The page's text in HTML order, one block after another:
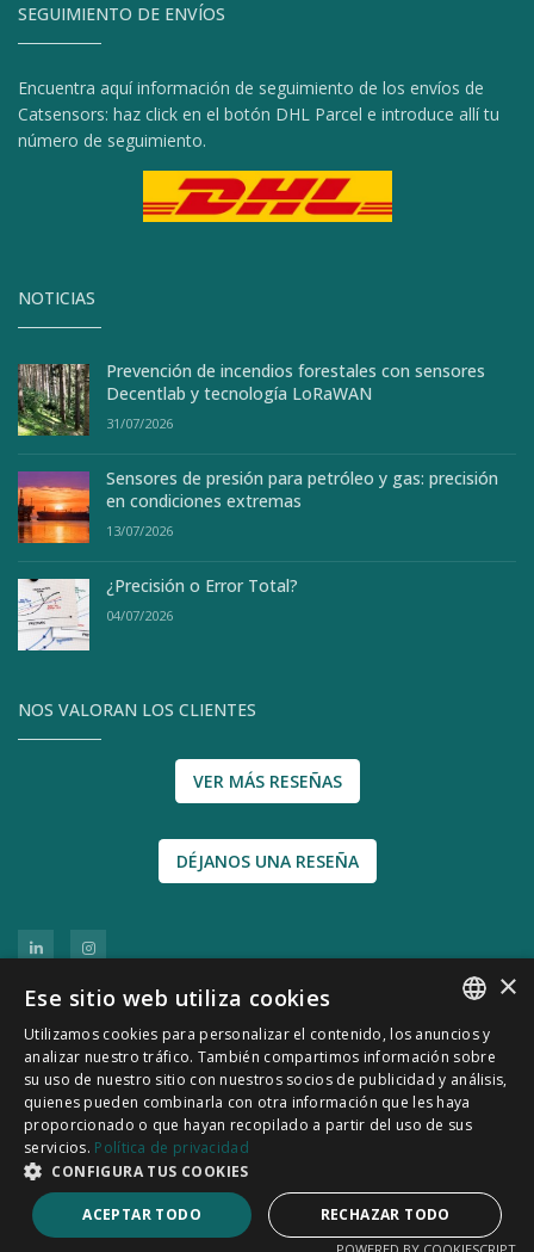
SEGUIMIENTO DE ENVÍOS
Encuentra aquí información de seguimiento de los envíos de
Catsensors: haz click en el botón DHL Parcel e introduce allí tu
número de seguimiento.
NOTICIAS
Prevención de incendios forestales con sensores
Decentlab y tecnología LoRaWAN
31/07/2026
Sensores de presión para petróleo y gas: precisión
en condiciones extremas
13/07/2026
¿Precisión o Error Total?
04/07/2026
NOS VALORAN LOS CLIENTES
VER MÁS RESEÑAS
DÉJANOS UNA RESEÑA
© 2011-2026 CATSENSORS - Sensores e
instrumentación industrial
Política de Privacidad
| Política de Cookies
SPANISH
CATALÀ
×
Ese sitio web utiliza cookies
Utilizamos cookies para personalizar el contenido, los anuncios y
analizar nuestro tráfico. También compartimos información sobre
su uso de nuestro sitio con nuestros socios de publicidad y análisis,
quienes pueden combinarla con otra información que les haya
proporcionado o que hayan recopilado a partir del uso de sus
servicios. Política de privacidad
CONFIGURA TUS COOKIES
ACEPTAR TODO RECHAZAR TODO